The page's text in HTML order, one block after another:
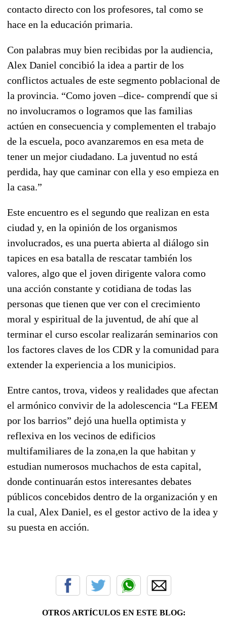
contacto directo con los profesores, tal como se
hace en la educación primaria.
Con palabras muy bien recibidas por la audiencia,
Alex Daniel concibió la idea a partir de los
conflictos actuales de este segmento poblacional de
la provincia. “Como joven –dice- comprendí que si
no involucramos o logramos que las familias
actúen en consecuencia y complementen el trabajo
de la escuela, poco avanzaremos en esa meta de
tener un mejor ciudadano. La juventud no está
perdida, hay que caminar con ella y eso empieza en
la casa.”
Este encuentro es el segundo que realizan en esta
ciudad y, en la opinión de los organismos
involucrados, es una puerta abierta al diálogo sin
tapices en esa batalla de rescatar también los
valores, algo que el joven dirigente valora como
una acción constante y cotidiana de todas las
personas que tienen que ver con el crecimiento
moral y espiritual de la juventud, de ahí que al
terminar el curso escolar realizarán seminarios con
los factores claves de los CDR y la comunidad para
extender la experiencia a los municipios.
Entre cantos, trova, videos y realidades que afectan
el armónico convivir de la adolescencia “La FEEM
por los barrios” dejó una huella optimista y
reflexiva en los vecinos de edificios
multifamiliares de la zona,en la que habitan y
estudian numerosos muchachos de esta capital,
donde continuarán estos interesantes debates
públicos concebidos dentro de la organización y en
la cual, Alex Daniel, es el gestor activo de la idea y
su puesta en acción.
OTROS ARTÍCULOS EN ESTE BLOG: